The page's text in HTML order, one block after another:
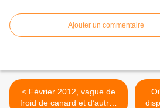
Ajouter un commentaire
< Février 2012, vague de
froid de canard et d’autres